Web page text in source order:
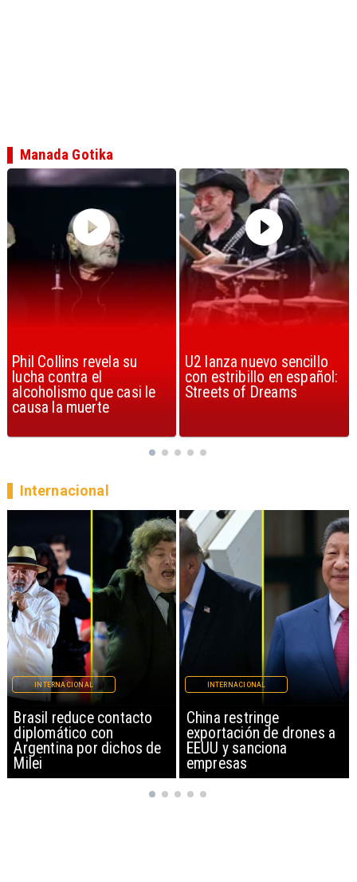
U2 lanza nuevo sencillo
con estribillo en español:
Streets of Dreams
“Africa” de Toto es
considerada la mejor
canción, según la ciencia
Manada Gotika
China restringe
exportación de drones a
EEUU y sanciona
empresas
INTERNACIONAL
Papa León XIV anuncia
gira por Sudamérica
INTERNACIONAL
Internacional